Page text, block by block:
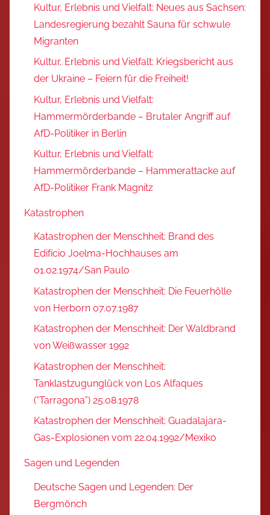
Kultur, Erlebnis und Vielfalt: Neues aus Sachsen:
Landesregierung bezahlt Sauna für schwule
Migranten
Kultur, Erlebnis und Vielfalt: Kriegsbericht aus
der Ukraine – Feiern für die Freiheit!
Kultur, Erlebnis und Vielfalt:
Hammermörderbande – Brutaler Angriff auf
AfD-Politiker in Berlin
Kultur, Erlebnis und Vielfalt:
Hammermörderbande – Hammerattacke auf
AfD-Politiker Frank Magnitz
Katastrophen
Katastrophen der Menschheit: Brand des
Edifício Joelma-Hochhauses am
01.02.1974/San Paulo
Katastrophen der Menschheit: Die Feuerhölle
von Herborn 07.07.1987
Katastrophen der Menschheit: Der Waldbrand
von Weißwasser 1992
Katastrophen der Menschheit:
Tanklastzugunglück von Los Alfaques
(“Tarragona”) 25.08.1978
Katastrophen der Menschheit: Guadalajara-
Gas-Explosionen vom 22.04.1992/Mexiko
Sagen und Legenden
Deutsche Sagen und Legenden: Der
Bergmönch